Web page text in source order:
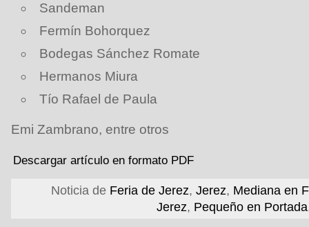
Sandeman
Fermín Bohorquez
Bodegas Sánchez Romate
Hermanos Miura
Tío Rafael de Paula
Emi Zambrano, entre otros
Descargar artículo en formato PDF
Noticia de Feria de Jerez, Jerez, Mediana en
Jerez, Pequeño en Portada